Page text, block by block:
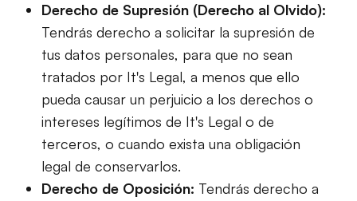
Derecho de Supresión (Derecho al Olvido):
Tendrás derecho a solicitar la supresión de
tus datos personales, para que no sean
tratados por It's Legal, a menos que ello
pueda causar un perjuicio a los derechos o
intereses legítimos de It's Legal o de
terceros, o cuando exista una obligación
legal de conservarlos.
Derecho de Oposición: Tendrás derecho a